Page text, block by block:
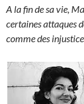
A la fin de sa vie,
certaines attaques
comme des